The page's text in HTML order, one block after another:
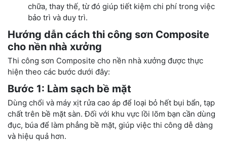
chữa, thay thế, từ đó giúp tiết kiệm chi phí trong việc
bảo trì và duy trì.
Hướng dẫn cách thi công sơn Composite
cho nền nhà xưởng
Thi công sơn Composite cho nền nhà xưởng được thực
hiện theo các bước dưới đây:
Bước 1: Làm sạch bề mặt
Dùng chổi và máy xịt rửa cao áp để loại bỏ hết bụi bẩn, tạp
chất trên bề mặt sàn. Đối với khu vực lồi lõm bạn cần dùng
đục, búa để làm phẳng bề mặt, giúp việc thi công dễ dàng
và hiệu quả hơn.